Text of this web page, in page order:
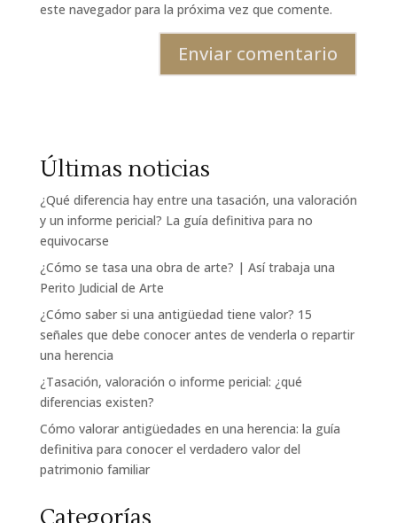
este navegador para la próxima vez que comente.
Últimas noticias
¿Qué diferencia hay entre una tasación, una valoración
y un informe pericial? La guía definitiva para no
equivocarse
¿Cómo se tasa una obra de arte? | Así trabaja una
Perito Judicial de Arte
¿Cómo saber si una antigüedad tiene valor? 15
señales que debe conocer antes de venderla o repartir
una herencia
¿Tasación, valoración o informe pericial: ¿qué
diferencias existen?
Cómo valorar antigüedades en una herencia: la guía
definitiva para conocer el verdadero valor del
patrimonio familiar